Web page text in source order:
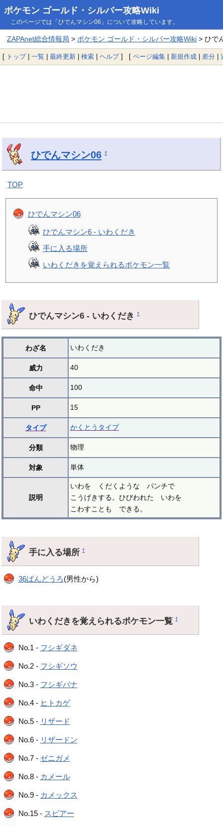
ポケモン ゴールド・シルバー攻略Wiki
このページでは「ひでんマシン06」について攻略しています。
ZAPAnet総合情報局 > ポケモン ゴールド・シルバー攻略Wiki> ひで
[ トップ| 一覧 | 最終更新 | 検索 | ヘルプ] [ ページ編集 | 新規作成 | 差分 |
ひでんマシン06 †
TOP
ひでんマシン06
ひでんマシン6 - いわくだき
手に入る場所
いわくだきを覚えられるポケモン一覧
ひでんマシン6 - いわくだき†
わざ名 いわくだき
威力 40
命中 100
PP 15
タイプ かくとうタイプ
分類 物理
対象 単体
説明
いわを くだくような パンチで
こうげきする。ひびわれた いわを
こわすことも できる。
手に入る場所†
36ばんどうろ(男性から)
いわくだきを覚えられるポケモン一覧†
No.1 - フシギダネ
No.2 - フシギソウ
No.3 - フシギバナ
No.4 - ヒトカゲ
No.5 - リザード
No.6 - リザードン
No.7 - ゼニガメ
No.8 - カメール
No.9 - カメックス
No.15 - スピアー